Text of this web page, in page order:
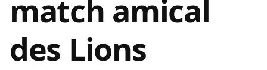
match amical
des Lions